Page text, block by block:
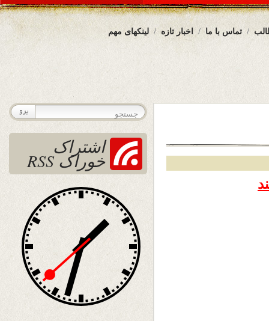
لینکهای مهم اخبار تازه تماس با ما
اشتراک
خوراک RSS